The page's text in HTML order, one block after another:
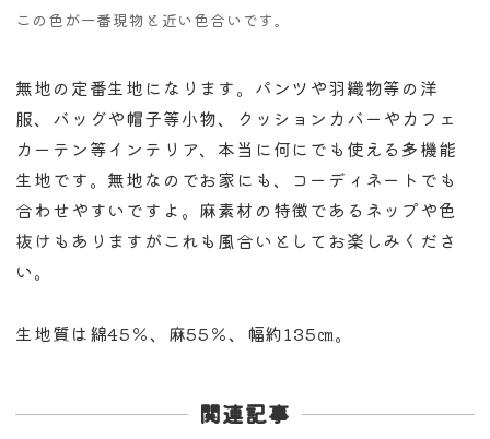
この色が一番現物と近い色合いです。
無地の定番生地になります。パンツや羽織物等の洋
服、バッグや帽子等小物、クッションカバーやカフェ
カーテン等インテリア、本当に何にでも使える多機能
生地です。無地なのでお家にも、コーディネートでも
合わせやすいですよ。麻素材の特徴であるネップや色
抜けもありますがこれも風合いとしてお楽しみくださ
い。
生地質は綿45％、麻55％、幅約135㎝。
関連記事